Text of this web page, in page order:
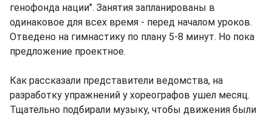
генофонда нации". Занятия запланированы в
одинаковое для всех время - перед началом уроков.
Отведено на гимнастику по плану 5-8 минут. Но пока
предложение проектное.
Как рассказали представители ведомства, на
разработку упражнений у хореографов ушел месяц.
Тщательно подбирали музыку, чтобы движения были